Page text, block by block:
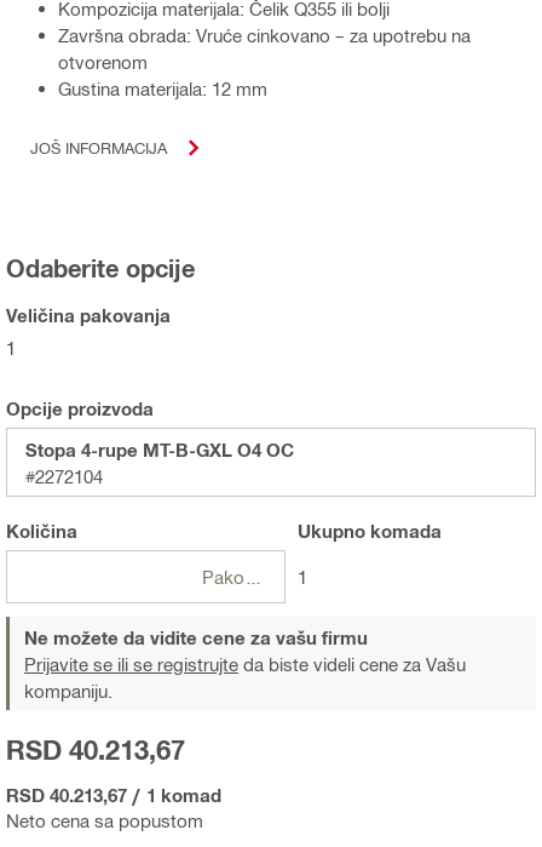
Kompozicija materijala: Čelik Q355 ili bolji
Završna obrada: Vruće cinkovano – za upotrebu na
otvorenom
Gustina materijala: 12 mm
JOŠ INFORMACIJA
Odaberite opcije
Veličina pakovanja
1
Opcije proizvoda
Stopa 4-rupe MT-B-GXL O4 OC
#2272104
Količina Ukupnokomada
1
Ne možete da vidite cene za vašu firmu
Prijavite se ili se registrujte da biste videli cene za Vašu
kompaniju.
Neto cena sa popustom
RSD 40.213,67
RSD 40.213,67 / 1 komad